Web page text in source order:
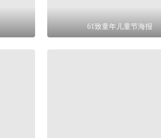
61致童年儿童节海报